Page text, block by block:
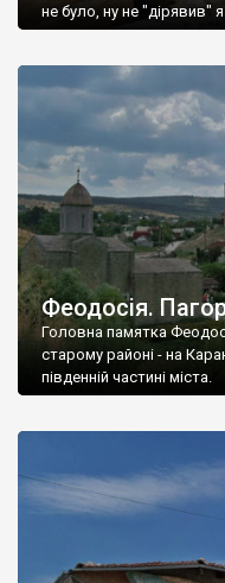
не було, ну не "дірявив"
Феодосія.
Головна памятка
старому районі - на
південній частині міста.